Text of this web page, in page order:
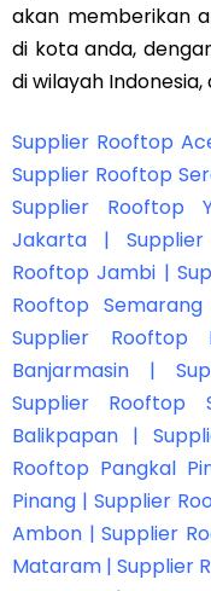
akan memberikan
di kota anda,
di wilayah
Supplier Rooftop
Supplier Rooftop
Supplier Rooftop
Jakarta |
Rooftop Jambi |
Rooftop
Supplier Rooftop
Banjarmasin |
Supplier Rooftop
Balikpapan |
Rooftop Pangkal
Pinang | Supplier
Ambon | Supplier
Mataram | Supplier